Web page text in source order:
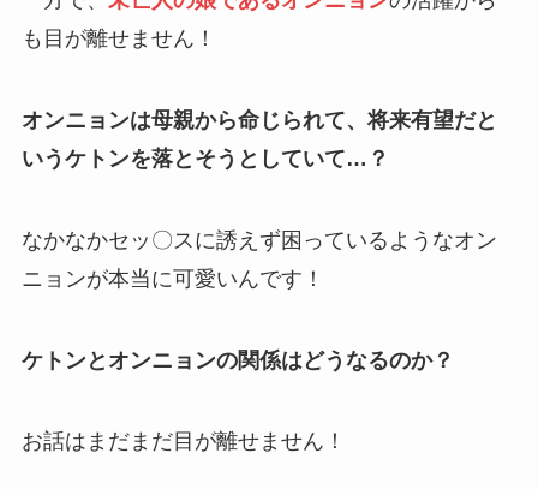
も目が離せません！
オンニョンは母親から命じられて、将来有望だと
いうケトンを落とそうとしていて…？
なかなかセッ〇スに誘えず困っているようなオン
ニョンが本当に可愛いんです！
ケトンとオンニョンの関係はどうなるのか？
お話はまだまだ目が離せません！